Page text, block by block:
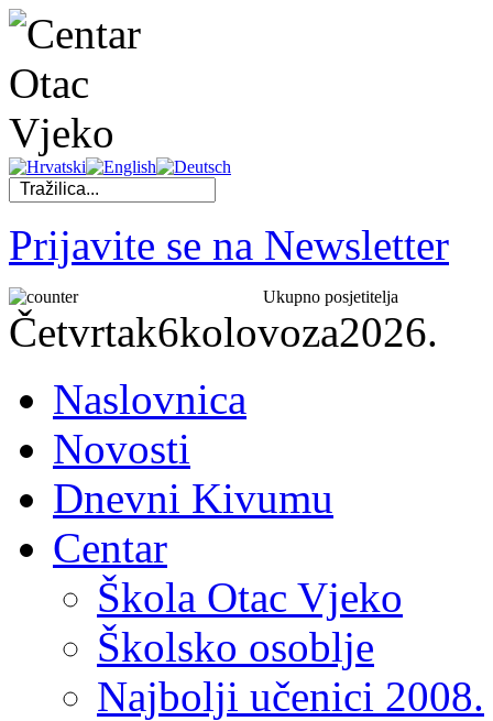
Prijavite se na Newsletter
Ukupno posjetitelja
Četvrtak6kolovoza2026.
Naslovnica
Novosti
Dnevni Kivumu
Centar
Škola Otac Vjeko
Školsko osoblje
Najbolji učenici 2008.